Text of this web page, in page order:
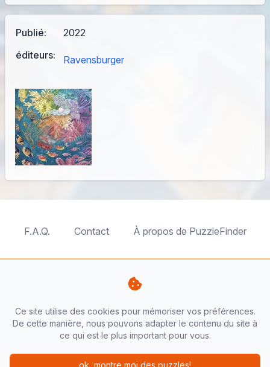
Publié:
2022
éditeurs:
Ravensburger
F.A.Q. Contact À propos de PuzzleFinder
PerfumeFinder
PuzzleFinder est un site de AnyFinder.eu
Ce site utilise des cookies pour mémoriser vos préférences.
De cette manière, nous pouvons adapter le contenu du site à
ce qui est le plus important pour vous.
ok, montre moi des puzzles!